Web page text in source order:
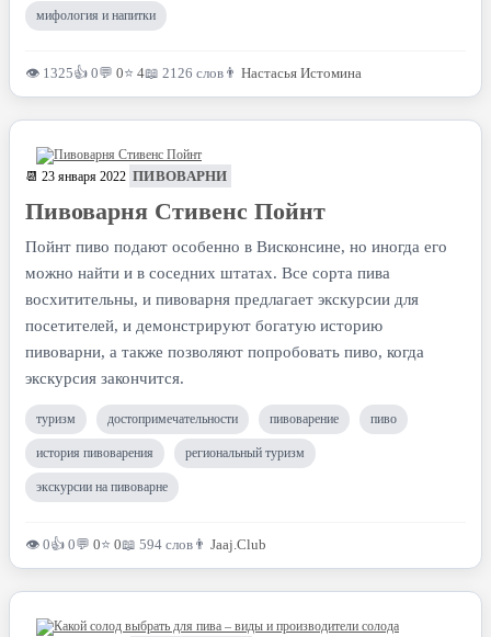
мифология и напитки
👁 1325👍 0💬 0⭐ 4📖 2126 слов 👨 Настасья Истомина
📆 23 января 2022 ПИВОВАРНИ
Пивоварня Стивенс Пойнт
Пойнт пиво подают особенно в Висконсине, но иногда его
можно найти и в соседних штатах. Все сорта пива
восхитительны, и пивоварня предлагает экскурсии для
посетителей, и демонстрируют богатую историю
пивоварни, а также позволяют попробовать пиво, когда
экскурсия закончится.
туризм достопримечательности пивоварение пиво
история пивоварения региональный туризм
экскурсии на пивоварне
👁 0👍 0💬 0⭐ 0📖 594 слов 👨 Jaaj.Club